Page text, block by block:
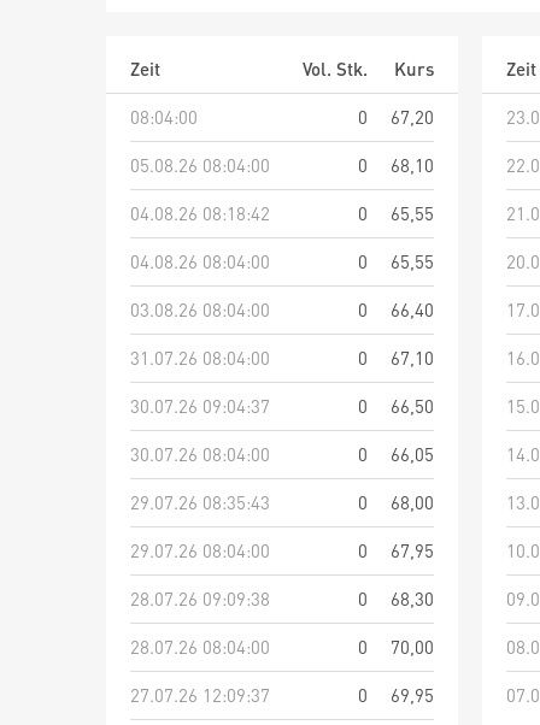
Zeit Vol. Stk.
Kurs
08:04:00
0
67,20
05.08.26 08:04:00
0
68,10
04.08.26 08:18:42
0
65,55
04.08.26 08:04:00
0
65,55
03.08.26 08:04:00
0
66,40
31.07.26 08:04:00
0
67,10
30.07.26 09:04:37
0
66,50
30.07.26 08:04:00
0
66,05
29.07.26 08:35:43
0
68,00
29.07.26 08:04:00
0
67,95
28.07.26 09:09:38
0
68,30
28.07.26 08:04:00
0
70,00
27.07.26 12:09:37
0
69,95
Zeit